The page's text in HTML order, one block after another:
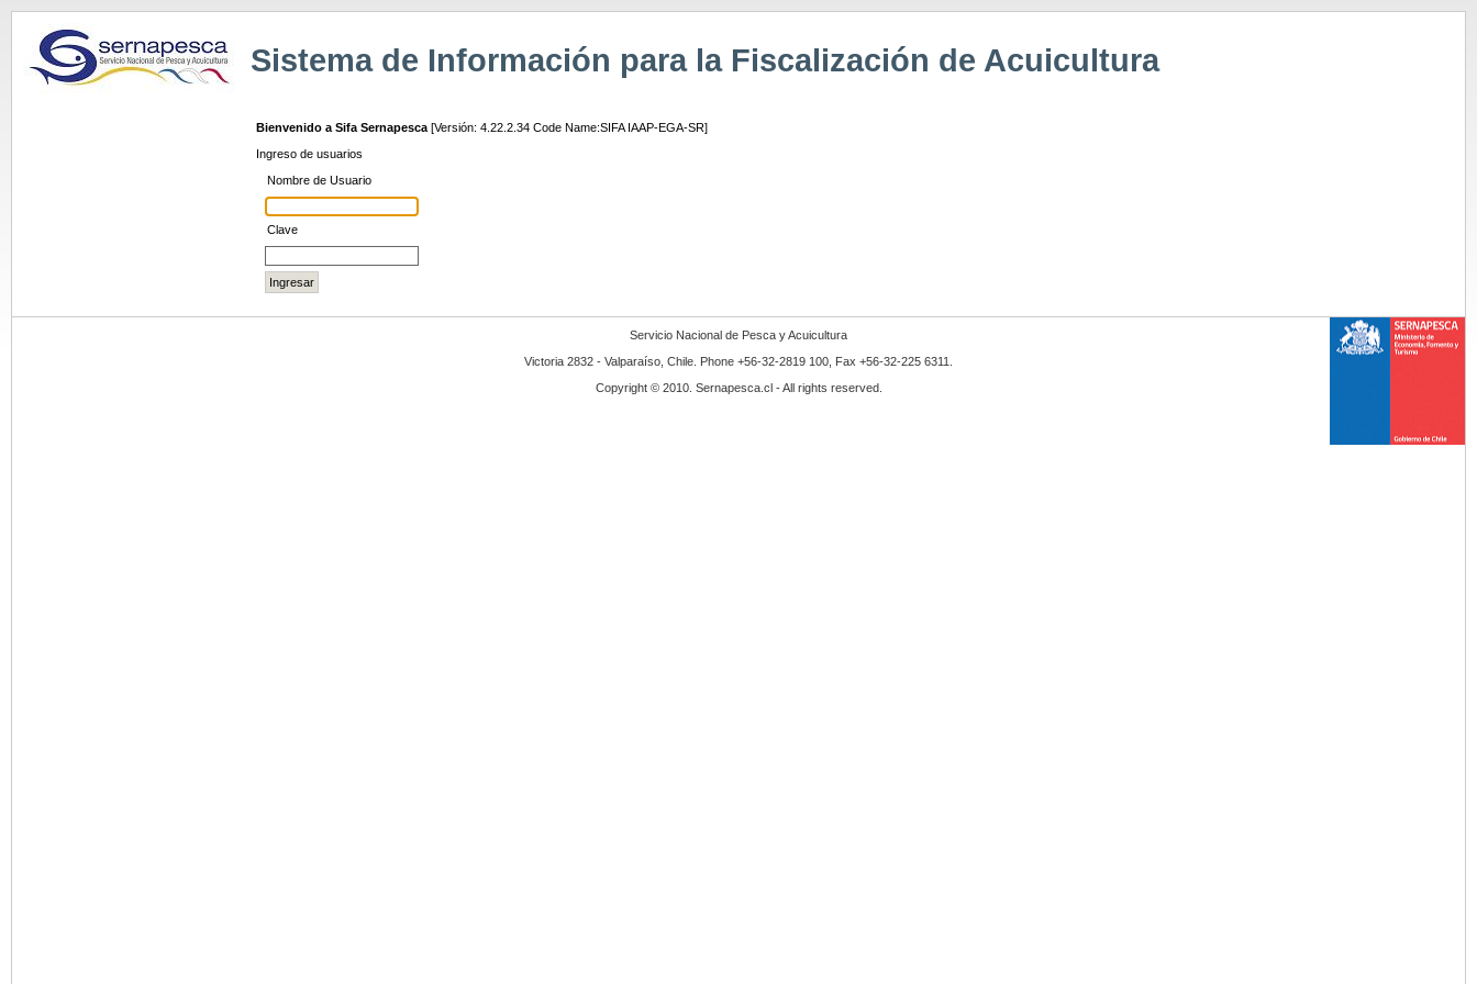
Sistema de Información para la Fiscalización de Acuicultura
Bienvenido a Sifa Sernapesca [Versión: 4.22.2.34 Code Name:SIFA IAAP-EGA-SR]
Ingreso de usuarios
Nombre de Usuario
Clave
Servicio Nacional de Pesca y Acuicultura
Victoria 2832 - Valparaíso, Chile. Phone +56-32-2819 100, Fax +56-32-225 6311.
Copyright © 2010. Sernapesca.cl - All rights reserved.